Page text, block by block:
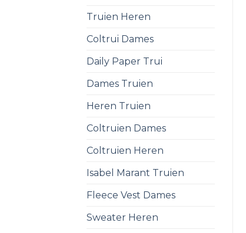
Truien Heren
Coltrui Dames
Daily Paper Trui
Dames Truien
Heren Truien
Coltruien Dames
Coltruien Heren
Isabel Marant Truien
Fleece Vest Dames
Sweater Heren